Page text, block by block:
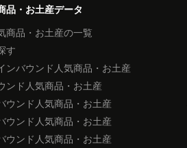
品・お土産データ
商品・お土産の一覧
す
ンバウンド人気商品・お土産
ンド人気商品・お土産
ウンド人気商品・お土産
ウンド人気商品・お土産
ウンド人気商品・お土産